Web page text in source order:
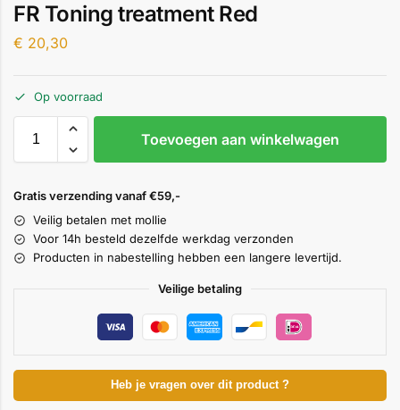
FR Toning treatment Red
€ 20,30
Op voorraad
Toevoegen aan winkelwagen
Gratis verzending vanaf €59,-
Veilig betalen met mollie
Voor 14h besteld dezelfde werkdag verzonden
Producten in nabestelling hebben een langere levertijd.
Veilige betaling
Heb je vragen over dit product ?